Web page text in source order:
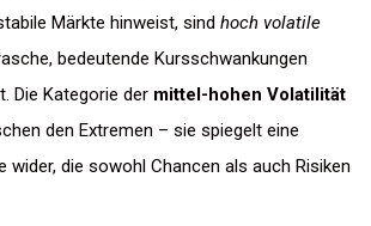
Märkte hinweist, sind hoch volatile
bedeutende Kursschwankungen
Die Kategorie der mittel-hohen Volatilität
den Extremen – sie spiegelt eine
wider, die sowohl Chancen als auch Risiken